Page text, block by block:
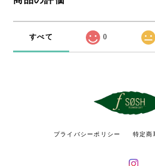
すべて 0
プライバシーポリシー 特定商